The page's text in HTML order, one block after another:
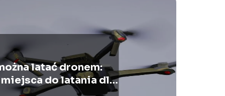
latać dronem:
do latania dla
entuzjastów